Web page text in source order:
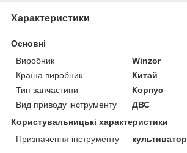
Характеристики
Основні
Виробник
Winzor
Країна виробник
Китай
Тип запчастини
Корпус
Вид приводу інструменту
ДВС
Користувальницькі характеристики
Призначення інструменту
культиватор